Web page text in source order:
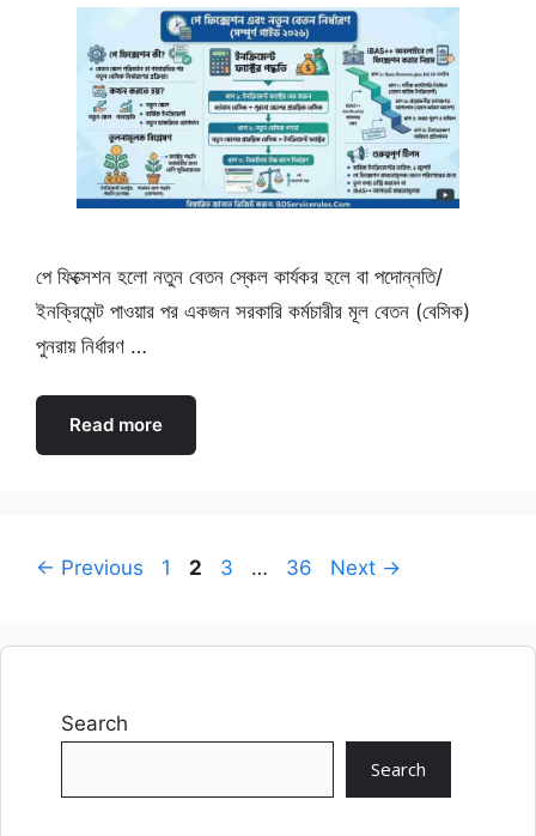
পে ফিক্সেশন হলো নতুন বেতন স্কেল কার্যকর হলে বা পদোন্নতি/
ইনক্রিমেন্ট পাওয়ার পর একজন সরকারি কর্মচারীর মূল বেতন (বেসিক)
পুনরায় নির্ধারণ …
Read more
← Previous Page
1 Page
2 Page
3 … Page
36 Next →
Search
Search